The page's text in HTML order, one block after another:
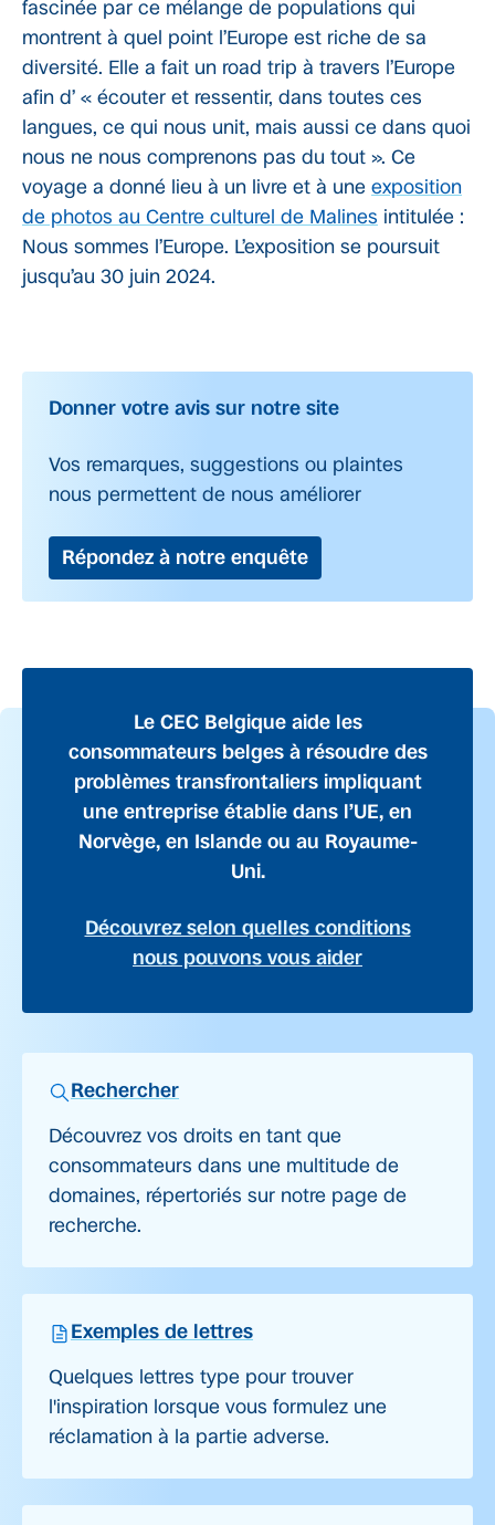
fascinée par ce mélange de populations qui
montrent à quel point l’Europe est riche de sa
diversité. Elle a fait un road trip à travers l’Europe
afin d’ « écouter et ressentir, dans toutes ces
langues, ce qui nous unit, mais aussi ce dans quoi
nous ne nous comprenons pas du tout ». Ce
voyage a donné lieu à un livre et à une exposition
de photos au Centre culturel de Malines intitulée :
Nous sommes l’Europe. L’exposition se poursuit
jusqu’au 30 juin 2024.
Donner votre avis sur notre site
Vos remarques, suggestions ou plaintes
nous permettent de nous améliorer
Répondez à notre enquête
Le CEC Belgique aide les
consommateurs belges à résoudre des
problèmes transfrontaliers impliquant
une entreprise établie dans l’UE, en
Norvège, en Islande ou au Royaume-
Uni.
Découvrez selon quelles conditions
nous pouvons vous aider
Rechercher
Découvrez vos droits en tant que
consommateurs dans une multitude de
domaines, répertoriés sur notre page de
recherche.
Exemples de lettres
Quelques lettres type pour trouver
l'inspiration lorsque vous formulez une
réclamation à la partie adverse.